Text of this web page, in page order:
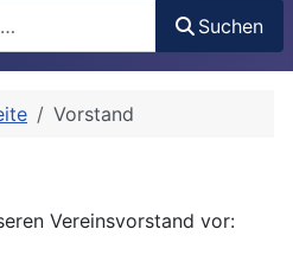
Suchen
Vorstand
Vereinsvorstand vor: